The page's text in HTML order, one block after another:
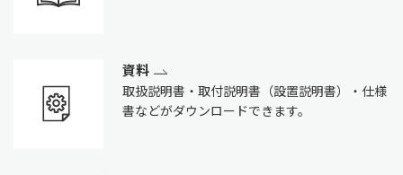
資料
取扱説明書・取付説明書（設置説明書）・仕様
書などがダウンロードできます。